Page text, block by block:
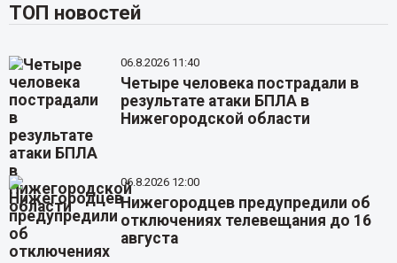
ТОП новостей
06.8.2026 11:40
Четыре человека пострадали в
результате атаки БПЛА в
Нижегородской области
06.8.2026 12:00
Нижегородцев предупредили об
отключениях телевещания до 16
августа